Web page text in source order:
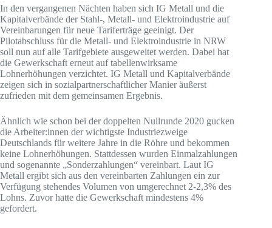
In den vergangenen Nächten haben sich IG Metall und die
Kapitalverbände der Stahl-, Metall- und Elektroindustrie auf
Vereinbarungen für neue Tariferträge geeinigt. Der
Pilotabschluss für die Metall- und Elektroindustrie in NRW
soll nun auf alle Tarifgebiete ausgeweitet werden. Dabei hat
die Gewerkschaft erneut auf tabellenwirksame
Lohnerhöhungen verzichtet. IG Metall und Kapitalverbände
zeigen sich in sozialpartnerschaftlicher Manier äußerst
zufrieden mit dem gemeinsamen Ergebnis.
Ähnlich wie schon bei der doppelten Nullrunde 2020 gucken
die Arbeiter:innen der wichtigste Industriezweige
Deutschlands für weitere Jahre in die Röhre und bekommen
keine Lohnerhöhungen. Stattdessen wurden Einmalzahlungen
und sogenannte „Sonderzahlungen“ vereinbart. Laut IG
Metall ergibt sich aus den vereinbarten Zahlungen ein zur
Verfügung stehendes Volumen von umgerechnet 2-2,3% des
Lohns. Zuvor hatte die Gewerkschaft mindestens 4%
gefordert.